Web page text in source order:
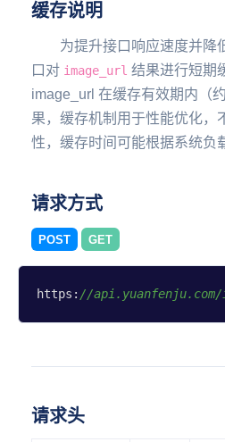
缓存说明
为提升接口响应速度并降
口对 image_url 结果进行短期
image_url 在缓存有效期内（
果，缓存机制用于性能优化，
性，缓存时间可能根据系统负
请求方式
POST GET
https: //api.yuanfenju.com/
请求头